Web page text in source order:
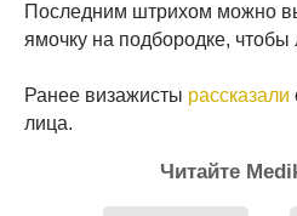
Последним штрихом можно
ямочку на подбородке, чтобы
Ранее визажисты рассказали
лица.
Читайте